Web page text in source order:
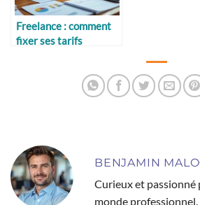
Freelance : comment
fixer ses tarifs
BENJAMIN
Curieux et passionné
monde